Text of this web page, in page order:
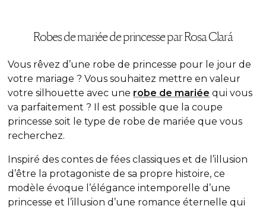
Robes de mariée de princesse par Rosa Clará
Vous rêvez d’une robe de princesse pour le jour de
votre mariage ? Vous souhaitez mettre en valeur
votre silhouette avec une robe de mariée qui vous
va parfaitement ? Il est possible que la coupe
princesse soit le type de robe de mariée que vous
recherchez.
Inspiré des contes de fées classiques et de l’illusion
d’être la protagoniste de sa propre histoire, ce
modèle évoque l’élégance intemporelle d’une
princesse et l’illusion d’une romance éternelle qui